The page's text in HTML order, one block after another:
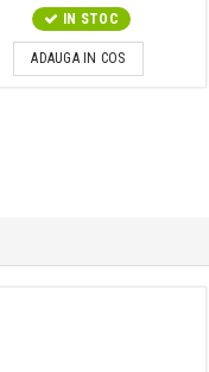
IN STOC
ADAUGA IN COS